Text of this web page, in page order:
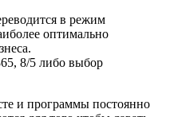
в режим
оптимально
8/5 либо выбор
и программы постоянно